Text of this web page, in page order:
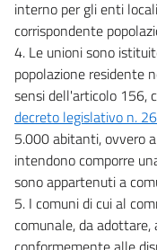
interno per gli enti
corrispondente
4. Le unioni sono
popolazione residente
sensi dell'articolo 156,
decreto legislativo n.
5.000 abitanti, ovvero
intendono comporre
sono appartenuti a
5. I comuni di cui al
comunale, da adottare,